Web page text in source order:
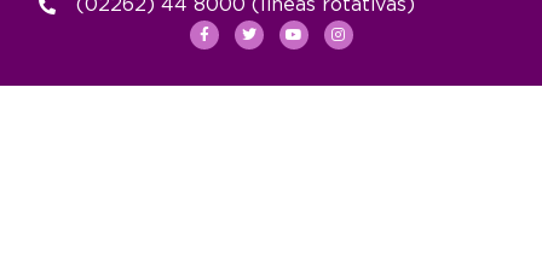
(02262) 44 8000 (lineas rotativas)